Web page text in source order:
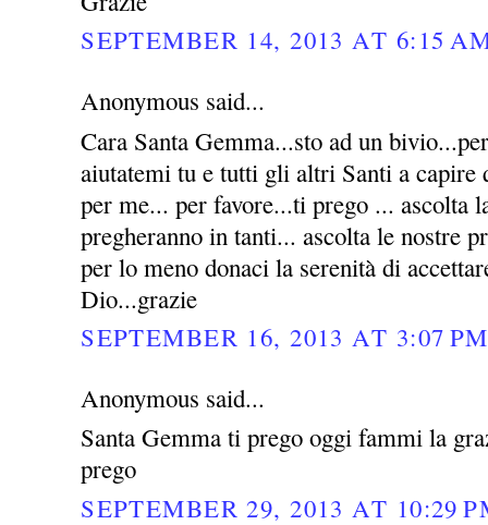
SEPTEMBER 14, 2013 AT 6:15
Anonymous said...
Cara Santa Gemma...sto ad un
aiutatemi tu e tutti gli altri Santi a capire
per me... per favore...ti prego ... ascolta
pregheranno in tanti... ascolta le nostre
per lo meno donaci la serenità di
Dio...grazie
SEPTEMBER 16, 2013 AT 3:07 PM
Anonymous said...
Santa Gemma ti prego oggi fammi la
prego
SEPTEMBER 29, 2013 AT 10:29